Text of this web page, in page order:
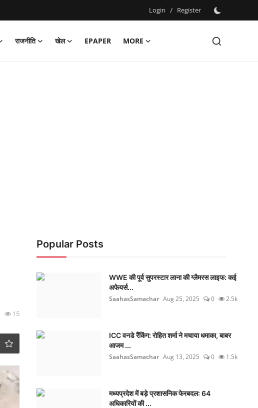
Login / Register
राजनीति खेल EPAPER
MORE
15
Popular Posts
WWE की पूर्व सुपरस्टार लाना की ग्लैमरस लाइफ: कई
अफेयर्स...
SaahasSamachar Aug 25, 2025 0 2.5k
ICC वनडे रैंकिंग: रोहित शर्मा ने मचाया धमाका, बाबर
आजम ...
SaahasSamachar Aug 13, 2025 0 1.5k
मध्यप्रदेश में बड़े प्रशासनिक फेरबदल: 64
अधिकारियों की ...